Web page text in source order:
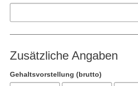
Zusätzliche Angaben
Gehaltsvorstellung (brutto)